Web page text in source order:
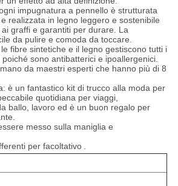
impugnatura a pennello è strutturata
realizzata in legno leggero e sostenibile
graffi e garantiti per durare. La
da pulire e comoda da toccare.
fibre sintetiche e il legno gestiscono tutti i
sono antibatterici e ipoallergenici.
da maestri esperti che hanno più di 8
è un fantastico kit di trucco alla moda per
quotidiana per viaggi,
ballo, lavoro ed è un buon regalo per
messo sulla maniglia e
per facoltativo .